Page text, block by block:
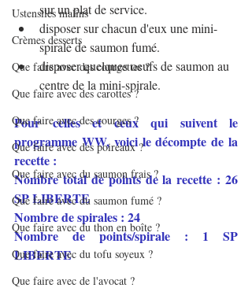
Ustensiles malins
Crèmes desserts
Que faire avec des courgettes ?
Que faire avec des carottes ?
Que faire avec des courges ?
Que faire avec des poireaux ?
Que faire avec du saumon frais ?
Que faire avec du saumon fumé ?
Que faire avec du thon en boîte ?
Que faire avec du tofu soyeux ?
Que faire avec de l'avocat ?
sur un plat de service.
disposer sur chacun d'eux une mini-
spirale de saumon fumé.
disposer quelques oeufs de saumon au
centre de la mini-spirale.
Pour celles et ceux qui suivent le
programme WW, voici le décompte de la
recette :
Nombre total de points de la recette : 26
SP LIBERTE
Nombre de spirales : 24
Nombre de points/spirale : 1 SP
LIBERTE